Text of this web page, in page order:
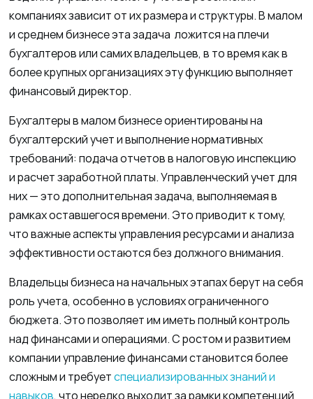
компаниях зависит от их размера и структуры. В малом
и среднем бизнесе эта задача ложится на плечи
бухгалтеров или самих владельцев, в то время как в
более крупных организациях эту функцию выполняет
финансовый директор.
Бухгалтеры в малом бизнесе ориентированы на
бухгалтерский учет и выполнение нормативных
требований: подача отчетов в налоговую инспекцию
и расчет заработной платы. Управленческий учет для
них — это дополнительная задача, выполняемая в
рамках оставшегося времени. Это приводит к тому,
что важные аспекты управления ресурсами и анализа
эффективности остаются без должного внимания.
Владельцы бизнеса на начальных этапах берут на себя
роль учета, особенно в условиях ограниченного
бюджета. Это позволяет им иметь полный контроль
над финансами и операциями. С ростом и развитием
компании управление финансами становится более
сложным и требуетспециализированных знаний и
навыков, что нередко выходит за рамки компетенций